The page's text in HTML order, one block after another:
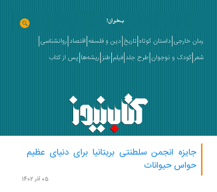
خارجی داستان کوتاه تاریخ دین و فلسفه اقتصاد روانشناسی
کودک و نوجوان طرح جلد فیلم طنز ریشه‌ها پس از کتاب
جایزه انجمن سلطنتی بریتانیا برای دنیای عظیم
حواس حیوانات